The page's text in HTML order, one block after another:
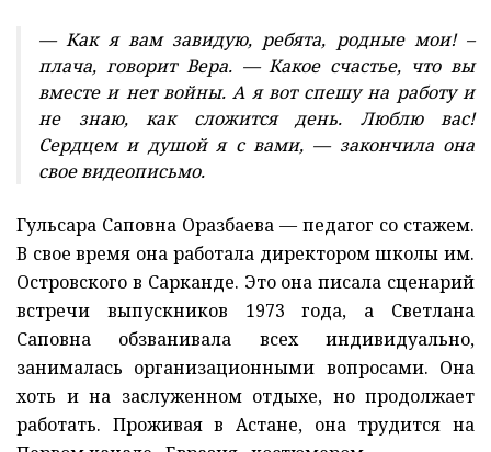
— Как я вам завидую, ребята, родные мои! –
плача, говорит Вера. — Какое счастье, что вы
вместе и нет войны. А я вот спешу на работу и
не знаю, как сложится день. Люблю вас!
Сердцем и душой я с вами, — закончила она
свое видеописьмо.
Гульсара Саповна Оразбаева — педагог со стажем.
В свое время она работала директором школы им.
Островского в Сарканде. Это она писала сценарий
встречи выпускников 1973 года, а Светлана
Саповна обзванивала всех индивидуально,
занималась организационными вопросами. Она
хоть и на заслуженном отдыхе, но продолжает
работать. Проживая в Астане, она трудится на